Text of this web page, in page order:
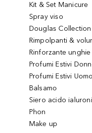
Kit & Set Manicure
Spray viso
Douglas Collection
Rimpolpanti &
Rinforzante unghie
Profumi Estivi
Profumi Estivi Uomo
Balsamo
Siero acido
Phon
Make up